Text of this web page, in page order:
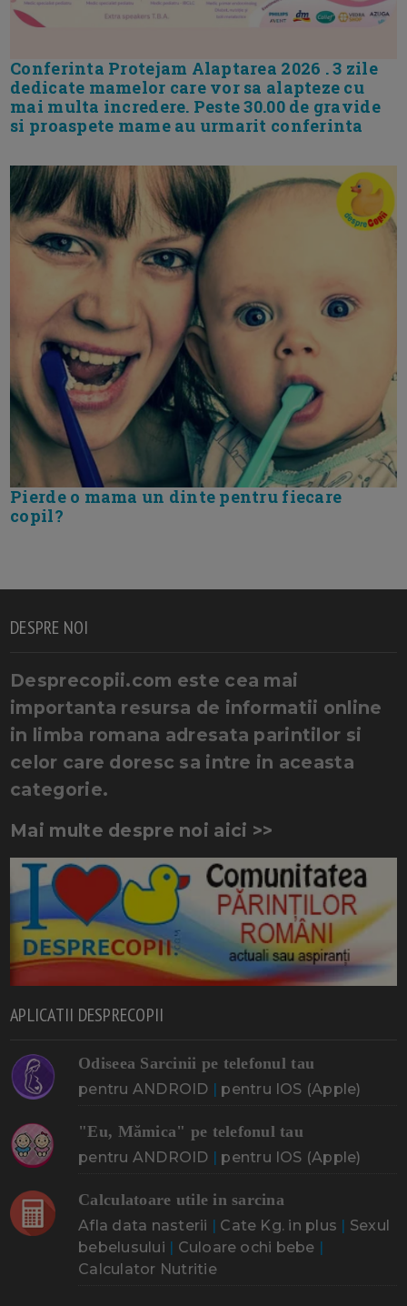
Conferinta Protejam Alaptarea 2026 . 3 zile
dedicate mamelor care vor sa alapteze cu
mai multa incredere. Peste 30.00 de gravide
si proaspete mame au urmarit conferinta
Pierde o mama un dinte pentru fiecare
copil?
DESPRE NOI
Desprecopii.com este cea mai
importanta resursa de informatii online
in limba romana adresata parintilor si
celor care doresc sa intre in aceasta
categorie.
Mai multe despre noi aici >>
APLICATII DESPRECOPII
Odiseea Sarcinii pe telefonul tau
pentru ANDROID | pentru IOS (Apple)
"Eu, Mămica" pe telefonul tau
pentru ANDROID | pentru IOS (Apple)
Calculatoare utile in sarcina
Afla data nasterii | Cate Kg. in plus | Sexul
bebelusului | Culoare ochi bebe |
Calculator Nutritie